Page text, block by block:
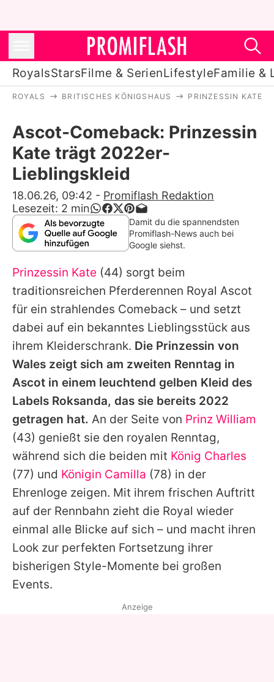
RoyalsStarsFilme & SerienLifestyleFamilie &
Stars
Filme & Serien
Lifestyle
Familie & Liebe
Promiflash Exklusiv
Alle Themen auf Promiflash
Jobs
App runterladen
Team
Redaktionelle Richtlinien
Impressum
Datenschutzerklärung
Nutzungsbedingungen
Utiq verwalten
ROYALS BRITISCHES KÖNIGSHAUS PRINZESSIN KATE
Ascot-Comeback: Prinzessin
Kate trägt 2022er-
Lieblingskleid
18.06.26, 09:42 - Promiflash Redaktion
Lesezeit: 2 min
Damit du die spannendsten
Promiflash-News auch bei
Google siehst.
Prinzessin Kate (44) sorgt beim
traditionsreichen Pferderennen Royal Ascot
für ein strahlendes Comeback – und setzt
dabei auf ein bekanntes Lieblingsstück aus
ihrem Kleiderschrank. Die Prinzessin von
Wales zeigt sich am zweiten Renntag in
Ascot in einem leuchtend gelben Kleid des
Labels Roksanda, das sie bereits 2022
getragen hat. An der Seite von Prinz William
(43) genießt sie den royalen Renntag,
während sich die beiden mit König Charles
(77) und Königin Camilla (78) in der
Ehrenloge zeigen. Mit ihrem frischen Auftritt
auf der Rennbahn zieht die Royal wieder
einmal alle Blicke auf sich – und macht ihren
Look zur perfekten Fortsetzung ihrer
bisherigen Style-Momente bei großen
Events.
Anzeige